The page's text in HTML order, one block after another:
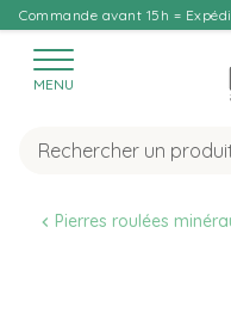
Commande avant 15h =
MENU
Pierres roulées